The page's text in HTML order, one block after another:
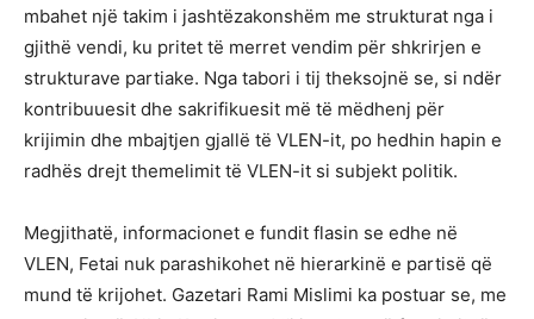
mbahet një takim i jashtëzakonshëm me strukturat nga i
gjithë vendi, ku pritet të merret vendim për shkrirjen e
strukturave partiake. Nga tabori i tij theksojnë se, si ndër
kontribuuesit dhe sakrifikuesit më të mëdhenj për
krijimin dhe mbajtjen gjallë të VLEN-it, po hedhin hapin e
radhës drejt themelimit të VLEN-it si subjekt politik.
Megjithatë, informacionet e fundit flasin se edhe në
VLEN, Fetai nuk parashikohet në hierarkinë e partisë që
mund të krijohet. Gazetari Rami Mislimi ka postuar se, me